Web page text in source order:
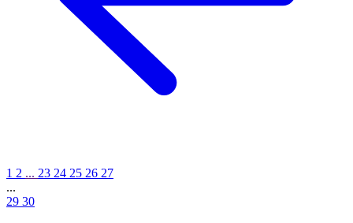
1 2 ... 23 24 25 26 27
...
29 30